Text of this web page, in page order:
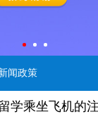
闻政策
学乘坐飞机的